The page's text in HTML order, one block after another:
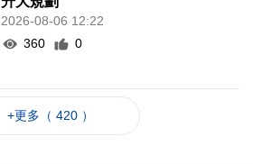
2026-08-06 12:22
360
0
+更多（ 420 ）